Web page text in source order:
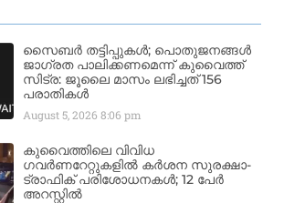
സൈബർ തട്ടിപ്പുകൾ; പൊതുജനങ്ങൾ
ജാഗ്രത പാലിക്കണമെന്ന് കുവൈത്ത്
സിട്ര: ജൂലൈ മാസം ലഭിച്ചത് 156
പരാതികൾ
August 5, 20268:06 pm
കുവൈത്തിലെ വിവിധ
ഗവർണറേറ്റുകളിൽ കർശന സുരക്ഷാ-
ട്രാഫിക് പരിശോധനകൾ; 12 പേർ
അറസ്റ്റിൽ